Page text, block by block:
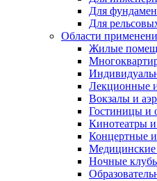
Для
Для
Области
Жилые
Лекционные
Вокзалы и
Гостиницы и
Кинотеатры
Концертные и
Медицинские
Ночные